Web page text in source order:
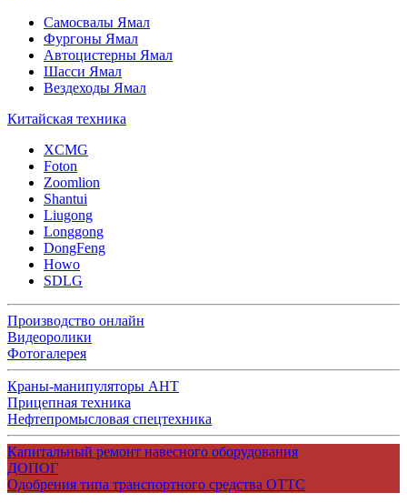
Самосвалы Ямал
Фургоны Ямал
Автоцистерны Ямал
Шасси Ямал
Вездеходы Ямал
Китайская техника
XCMG
Foton
Zoomlion
Shantui
Liugong
Longgong
DongFeng
Howo
SDLG
Производство онлайн
Видеоролики
Фотогалерея
Краны-манипуляторы АНТ
Прицепная техника
Нефтепромысловая спецтехника
Капитальный ремонт навесного оборудования
ДОПОГ
Одобрения типа транспортного средства ОТТС